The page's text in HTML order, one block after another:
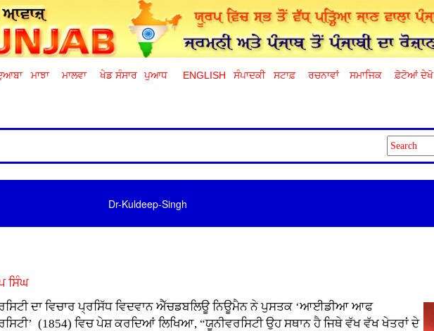
ਮਾਝਾ ਮਾਲਵਾ ਖੇਡ ਸੰਸਾਰ ਪੁਆਧ ENGLISH ਸੰਪਾਦਕੀ ਸਟਾਫ਼ ਰਚਨਾਵਾਂ ਸਮਾਜਿਕ ਫ਼ੋਟੋਆਂ ਦੇਖੋ
Dr-Kuldeep-Singh
ਸਿੰਘ
ਦਾ ਵਿਚਾਰ ਪ੍ਰਸਿੱਧ ਵਿਦਵਾਨ ਐੱਚਡਬਲਿਊ ਨਿਊਮੈਨ ਨੇ ਪੁਸਤਕ ‘ਆਈਡੀਆ ਆਫ
(1854) ਵਿਚ ਪੇਸ਼ ਕਰਦਿਆਂ ਲਿਖਿਆ, “ਯੂਨੀਵਰਸਿਟੀ ਉਹ ਸਥਾਨ ਹੈ ਜਿਥੇ ਵੱਖ ਵੱਖ ਖੇਤਰਾਂ ਦੇ